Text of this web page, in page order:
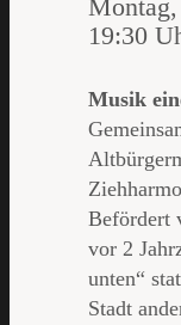
19:30
Musik
Befördert
vor 2
unten“
Stadt